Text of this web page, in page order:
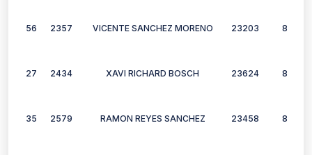
56 2357 VICENTE SANCHEZ MORENO 23203 8
27 2434 XAVI RICHARD BOSCH 23624 8
35 2579 RAMON REYES SANCHEZ 23458 8